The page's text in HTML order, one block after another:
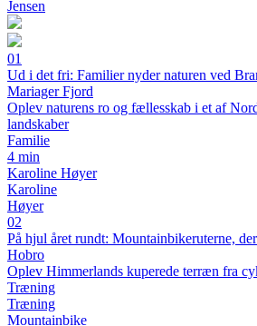
Jensen
01
Ud i det fri: Familier nyder naturen ved
Mariager Fjord
Oplev naturens ro og fællesskab i et af
landskaber
Familie
4 min
Karoline Høyer
Karoline
Høyer
02
På hjul året rundt: Mountainbikeruterne,
Hobro
Oplev Himmerlands kuperede terræn fra
Træning
Træning
Mountainbike